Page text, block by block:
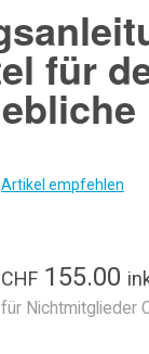
für
Artikel empfehlen
CHF 155.00
für Nichtmitglieder